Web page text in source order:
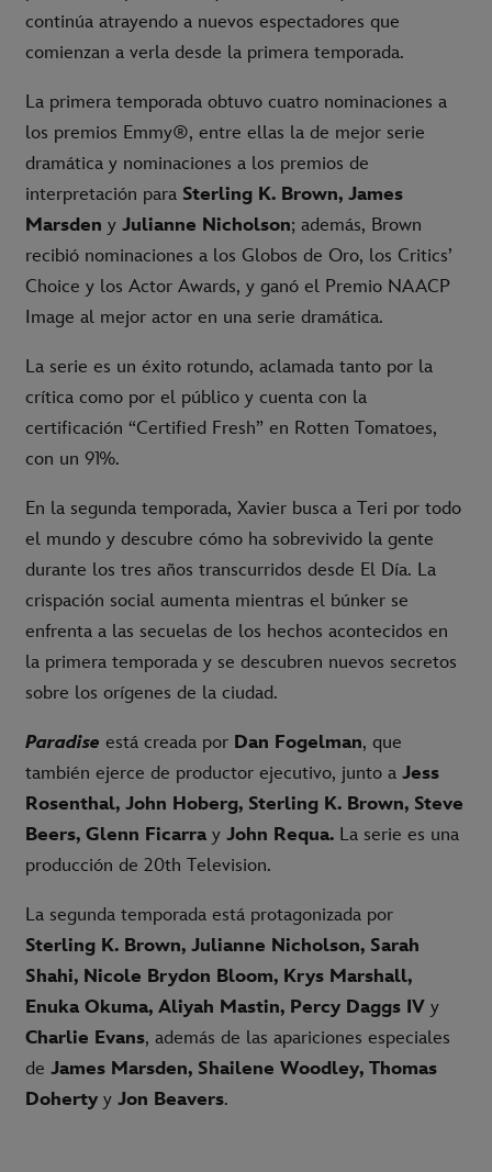
continúa atrayendo a nuevos espectadores que
comienzan a verla desde la primera temporada.
La primera temporada obtuvo cuatro nominaciones a
los premios Emmy®, entre ellas la de mejor serie
dramática y nominaciones a los premios de
interpretación para Sterling K. Brown, James
Marsden y Julianne Nicholson; además, Brown
recibió nominaciones a los Globos de Oro, los Critics’
Choice y los Actor Awards, y ganó el Premio NAACP
Image al mejor actor en una serie dramática.
La serie es un éxito rotundo, aclamada tanto por la
crítica como por el público y cuenta con la
certificación “Certified Fresh” en Rotten Tomatoes,
con un 91%.
En la segunda temporada, Xavier busca a Teri por todo
el mundo y descubre cómo ha sobrevivido la gente
durante los tres años transcurridos desde El Día. La
crispación social aumenta mientras el búnker se
enfrenta a las secuelas de los hechos acontecidos en
la primera temporada y se descubren nuevos secretos
sobre los orígenes de la ciudad.
Paradise está creada por Dan Fogelman, que
también ejerce de productor ejecutivo, junto a Jess
Rosenthal, John Hoberg, Sterling K. Brown, Steve
Beers, Glenn Ficarra y John Requa. La serie es una
producción de 20th Television.
La segunda temporada está protagonizada por
Sterling K. Brown, Julianne Nicholson, Sarah
Shahi, Nicole Brydon Bloom, Krys Marshall,
Enuka Okuma, Aliyah Mastin, Percy Daggs IV y
Charlie Evans, además de las apariciones especiales
de James Marsden, Shailene Woodley, Thomas
Doherty y Jon Beavers.